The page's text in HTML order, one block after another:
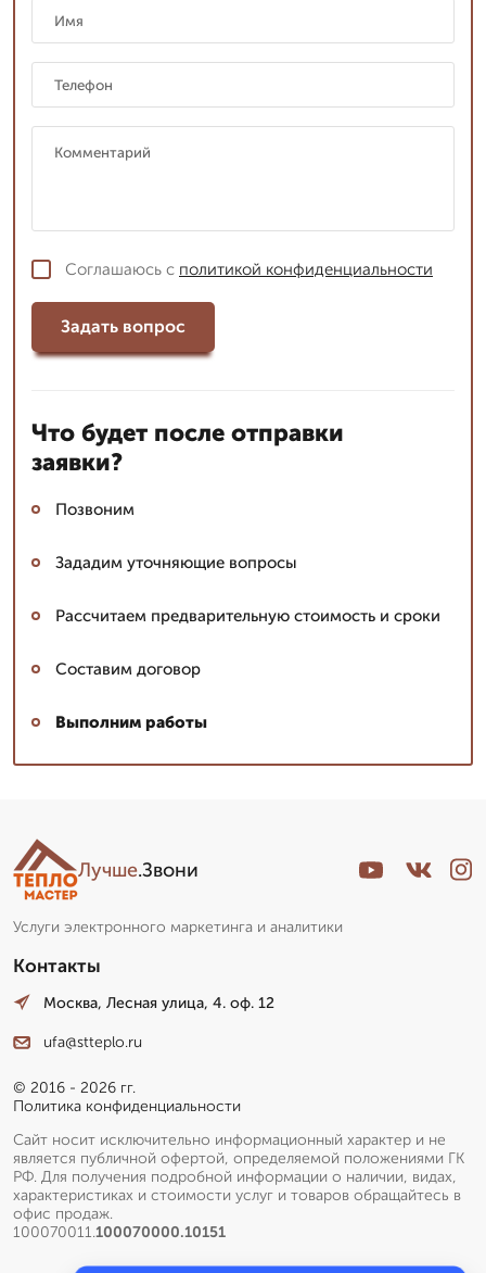
Соглашаюсь с политикой конфиденциальности
Задать вопрос
Что будет после отправки
заявки?
Позвоним
Зададим уточняющие вопросы
Рассчитаем предварительную стоимость и сроки
Составим договор
Выполним работы
Лучше.Звони
Услуги электронного маркетинга и аналитики
Контакты
Москва, Лесная улица, 4. оф. 12
ufa@stteplo.ru
© 2016 - 2026 гг.
Политика конфиденциальности
Сайт носит исключительно информационный характер и не
является публичной офертой, определяемой положениями ГК
РФ. Для получения подробной информации о наличии, видах,
характеристиках и стоимости услуг и товаров обращайтесь в
офис продаж.
100070011.100070000.10151